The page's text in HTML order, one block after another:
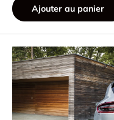
Ajouter au panier